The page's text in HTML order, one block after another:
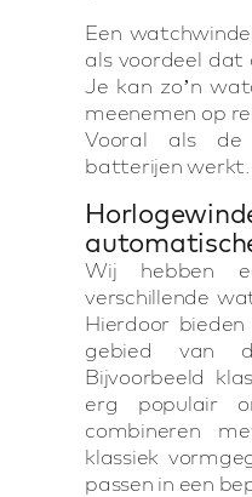
Een
als voordeel dat
Je kan zo’n
meenemen op
Vooral als
batterijen werkt.
Wij hebben
verschillende
Hierdoor
gebied van
Bijvoorbeeld
erg populair
combineren
klassiek
passen in een